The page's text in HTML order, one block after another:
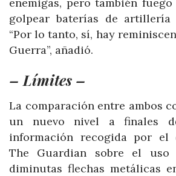
golpear baterías de artillería
“Por lo tanto, sí, hay
Guerra”, añadió.
– Límites –
La comparación entre ambos
un nuevo nivel a finales
información recogida por el
The Guardian sobre el
diminutas flechas metálicas